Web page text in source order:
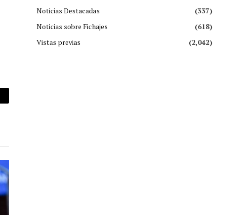
Noticias Destacadas
(337)
Noticias sobre Fichajes
(618)
Vistas previas
(2,042)